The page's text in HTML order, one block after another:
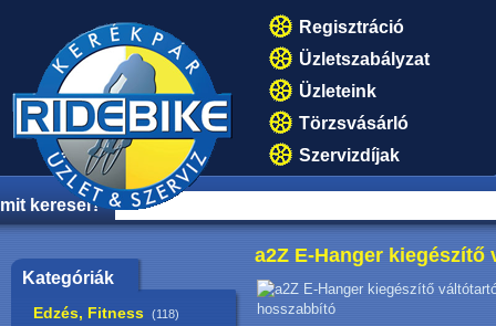
Regisztráció
Üzletszabályzat
Üzleteink
Törzsvásárló
Szervizdíjak
mit keresel?
Kategóriák
Edzés, Fitness (118)
a2Z E-Hanger